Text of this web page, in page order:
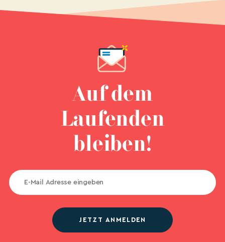
Auf dem
Laufenden
bleiben!
JETZT ANMELDEN